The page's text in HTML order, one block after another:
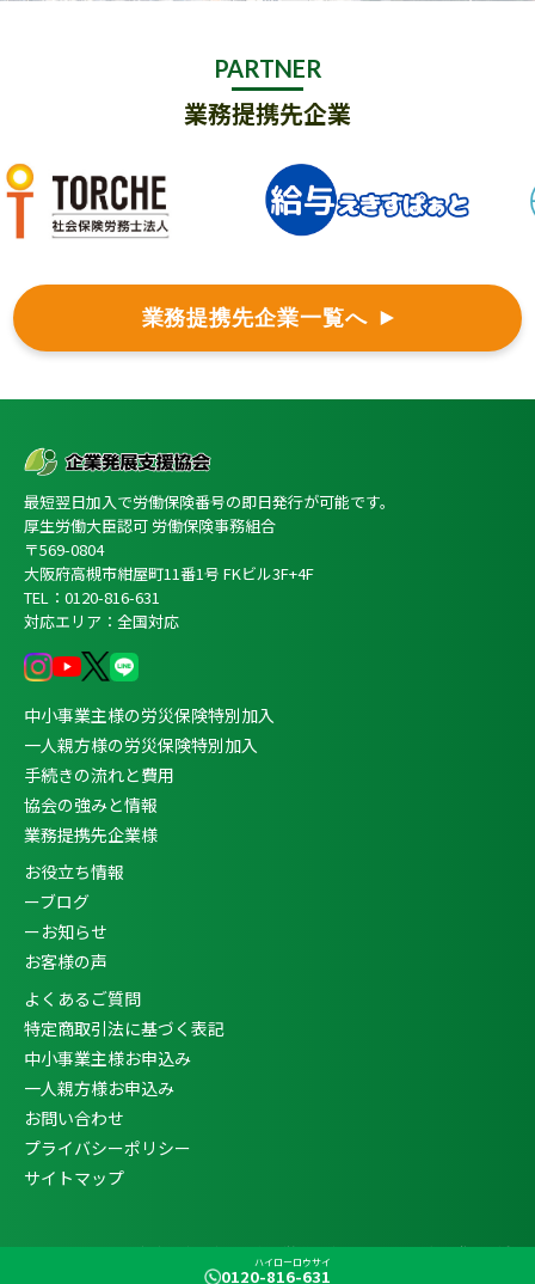
ハイローロウサイ
0120-816-631
PARTNER
業務提携先企業
業務提携先企業一覧へ
最短翌日加入で労働保険番号の即日発行が可能です。
厚生労働大臣認可 労働保険事務組合
〒569-0804
大阪府高槻市紺屋町11番1号 FKビル3F+4F
TEL：0120-816-631
対応エリア：全国対応
中小事業主様の労災保険特別加入
一人親方様の労災保険特別加入
手続きの流れと費用
協会の強みと情報
業務提携先企業様
お役立ち情報
ーブログ
ーお知らせ
お客様の声
よくあるご質問
特定商取引法に基づく表記
中小事業主様お申込み
一人親方様お申込み
お問い合わせ
プライバシーポリシー
サイトマップ
Copyright ©一人親方・中小事業主向け労災保険特別加入なら企業発展支援
協会All Rights Reserved.